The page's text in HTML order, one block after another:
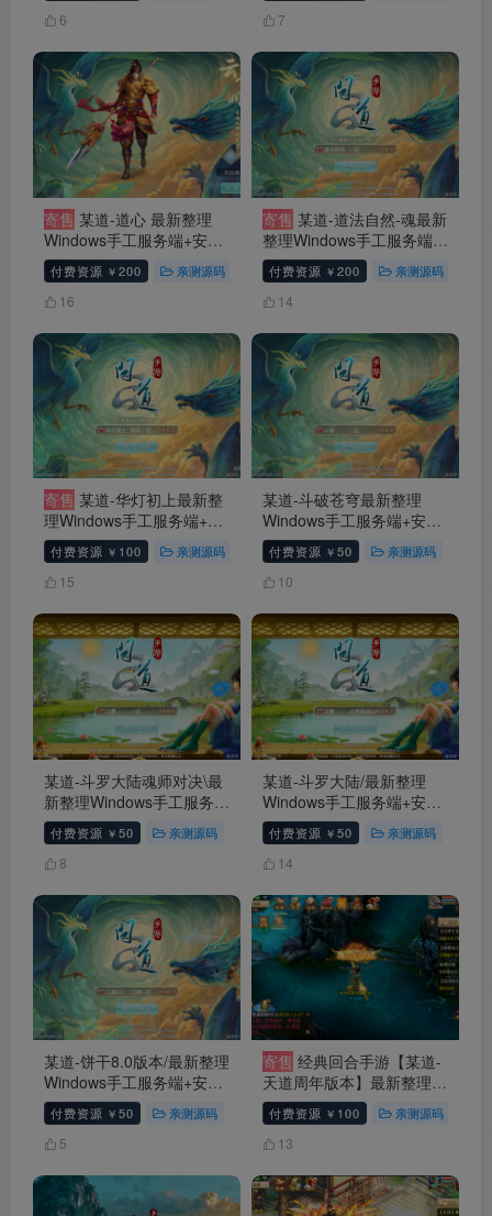
6 7
寄售 某道-道心 最新整理
Windows手工服务端+安卓
端+GM管理后台+视频教程
+文字搭建教程
付费资源 ￥ 200 亲测源码 寄售资源 手游源码 # 问道
16
寄售 某道-道法自然-魂最新
整理Windows手工服务端
+安卓端+GM管理后台+视
频教程+文字搭建教程
付费资源 ￥ 200 亲测源码
14
寄售 某道-华灯初上最新整
理Windows手工服务端+安
卓端+GM管理后台+视频教
程+文字搭建教程
付费资源 ￥ 100 亲测源码 寄售资源 手游源码 # 问道
15
某道-斗破苍穹最新整理
Windows手工服务端+安卓
端+GM管理后台+视频教程
+文字搭建教程
付费资源 ￥ 50 亲测源码
10
某道-斗罗大陆魂师对决\最
新整理Windows手工服务端
+安卓端+GM管理后台+视
频教程+文字搭建教程
付费资源 ￥ 50 亲测源码 会员免费 手游源码 # 问道
8
某道-斗罗大陆/最新整理
Windows手工服务端+安卓
端+GM管理后台+视频教程
+文字搭建教程
付费资源 ￥ 50 亲测源码
14
某道-饼干8.0版本/最新整理
Windows手工服务端+安卓
端+GM管理后台+视频教程
+文字搭建教程
付费资源 ￥ 50 亲测源码 手游源码 问道 # 问道手游
5
寄售 经典回合手游【某道-
天道周年版本】最新整理
Linux手工服务端+安卓苹果
双端+带假人教程+盲盒各
种礼包+宠物分类+代理后
程
付费资源 ￥ 100 亲测源码
13